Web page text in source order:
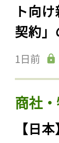
ト向
契約
1日前
商社
【日